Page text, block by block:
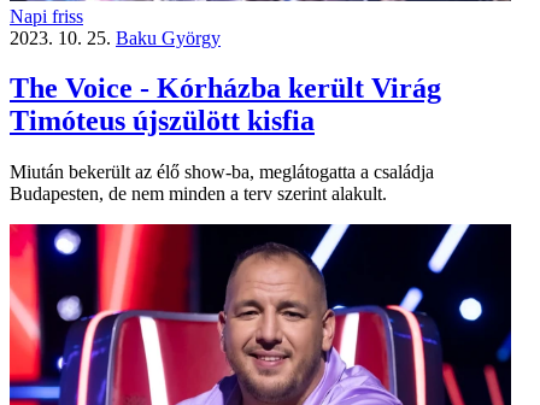
Napi friss
2023. 10. 25. Baku György
The Voice - Kórházba került Virág
Timóteus újszülött kisfia
Miután bekerült az élő show-ba, meglátogatta a családja
Budapesten, de nem minden a terv szerint alakult.